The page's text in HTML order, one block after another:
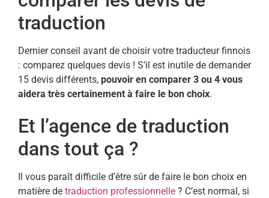
traduction
Dernier conseil avant de choisir votre traducteur finnois
: comparez quelques devis ! S’il est inutile de demander
15 devis différents, pouvoir en comparer 3 ou 4 vous
aidera très certainement à faire le bon choix.
Et l’agence de traduction
dans tout ça ?
Il vous paraît difficile d’être sûr de faire le bon choix en
matière de traduction professionnelle ? C’est normal, si